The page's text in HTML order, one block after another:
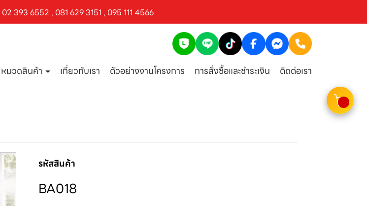
02 393 6552 , 081 629 3151 , 095 111 4566
หมวดสินค้า เกี่ยวกับเรา ตัวอย่างงานโครงการ การสั่งซื้อและชำระเงิน ติดต่อเรา
รหัสสินค้า
BA018